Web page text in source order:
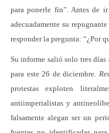
para ponerle fin”. Antes de
adecuadamente su
responder la pregunta: “¿Por
Su informe salió solo tres días
para este 26 de diciembre.
protestas exploten
antiimperialistas y
falsamente alegan ser un